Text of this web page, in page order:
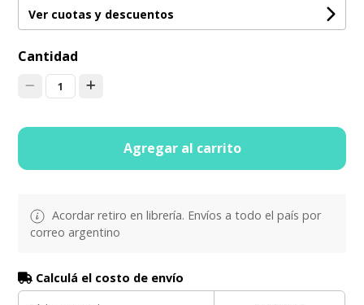
Ver cuotas y descuentos
Cantidad
1
Agregar al carrito
Acordar retiro en librería. Envíos a todo el país por
correo argentino
Calculá el costo de envío